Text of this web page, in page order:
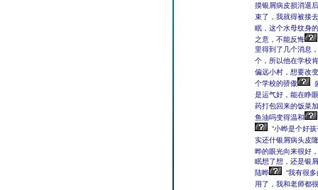
摸银屑病皮损消退
束了，我就得被接
眠，这个水母纹身
之意，不能反悔
里得到了几个消息
个，所以他在学校
偏远小村，想要改
个学校的骄傲
是运气好，能在睁
药打包回来的饭菜
鱼油吗变得温和
“小晔是个好
实还什银屑病头皮
晔的眼光向来很好
眠想了想，还是银
陆晔
“我有很
用了，我和老师都